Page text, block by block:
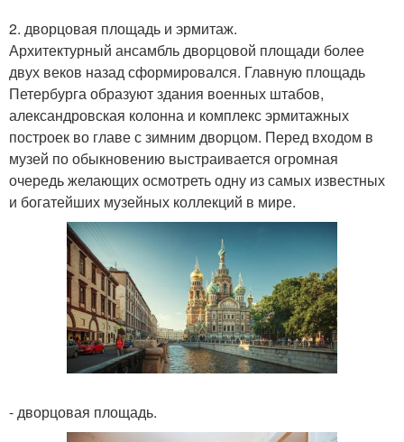
2. дворцовая площадь и эрмитаж.
Архитектурный ансамбль дворцовой площади более
двух веков назад сформировался. Главную площадь
Петербурга образуют здания военных штабов,
александровская колонна и комплекс эрмитажных
построек во главе с зимним дворцом. Перед входом в
музей по обыкновению выстраивается огромная
очередь желающих осмотреть одну из самых известных
и богатейших музейных коллекций в мире.
- дворцовая площадь.